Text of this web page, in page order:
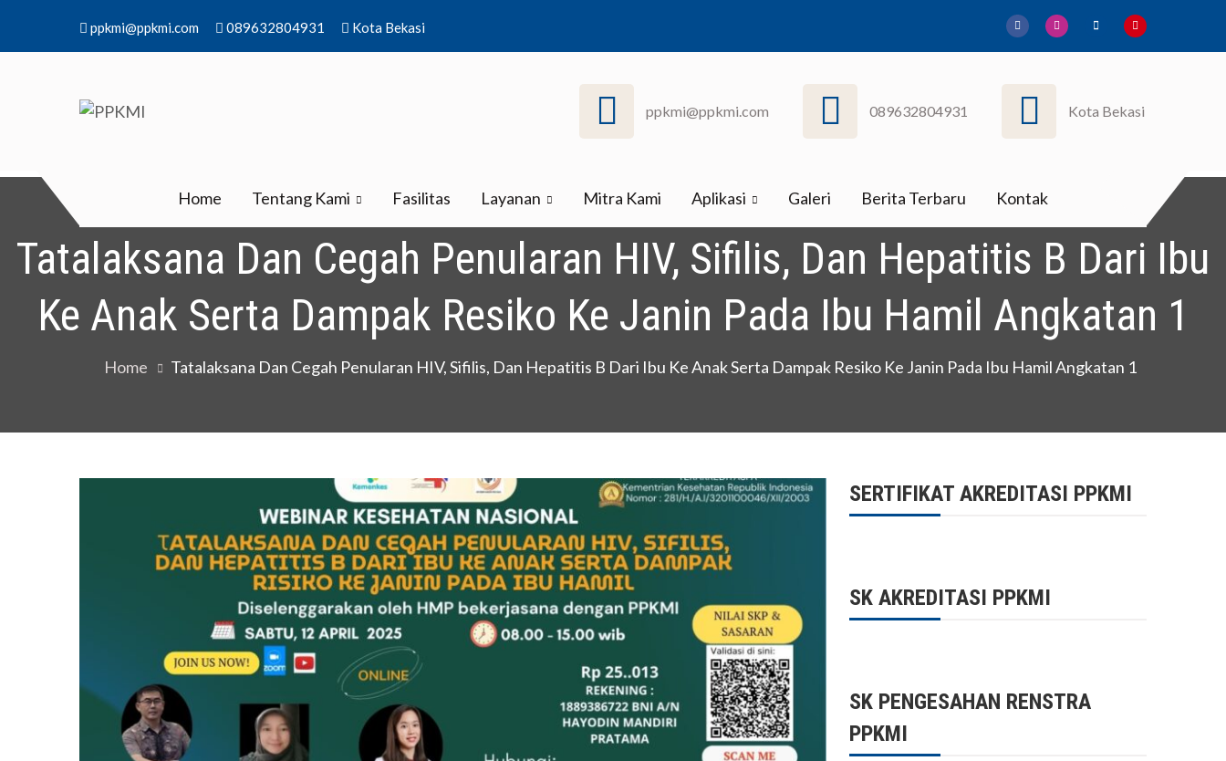
ppkmi@ppkmi.com 089632804931 Kota Bekasi
ppkmi@ppkmi.com 089632804931 Kota Bekasi
Home Tentang Kami Fasilitas Layanan Mitra Kami Aplikasi Galeri Berita Terbaru Kontak
Tatalaksana Dan Cegah Penularan HIV, Sifilis, Dan Hepatitis B Dari Ibu
Ke Anak Serta Dampak Resiko Ke Janin Pada Ibu Hamil Angkatan 1
Home Tatalaksana Dan Cegah Penularan HIV, Sifilis, Dan Hepatitis B Dari Ibu Ke Anak Serta Dampak Resiko Ke Janin Pada Ibu Hamil Angkatan 1
SERTIFIKAT AKREDITASI PPKMI
SK AKREDITASI PPKMI
SK PENGESAHAN RENSTRA
PPKMI